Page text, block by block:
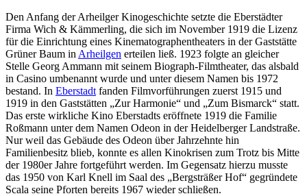
Den Anfang der Arheilger Kinogeschichte setzte die Eberstädter
Firma Wich & Kämmerling, die sich im November 1919 die Lizenz
für die Einrichtung eines Kinematographentheaters in der Gaststätte
Grüner Baum in Arheilgen erteilen ließ. 1923 folgte an gleicher
Stelle Georg Ammann mit seinem Biograph-Filmtheater, das alsbald
in Casino umbenannt wurde und unter diesem Namen bis 1972
bestand. In Eberstadt fanden Filmvorführungen zuerst 1915 und
1919 in den Gaststätten „Zur Harmonie“ und „Zum Bismarck“ statt.
Das erste wirkliche Kino Eberstadts eröffnete 1919 die Familie
Roßmann unter dem Namen Odeon in der Heidelberger Landstraße.
Nur weil das Gebäude des Odeon über Jahrzehnte hin
Familienbesitz blieb, konnte es allen Kinokrisen zum Trotz bis Mitte
der 1980er Jahre fortgeführt werden. Im Gegensatz hierzu musste
das 1950 von Karl Knell im Saal des „Bergsträßer Hof“ gegründete
Scala seine Pforten bereits 1967 wieder schließen.